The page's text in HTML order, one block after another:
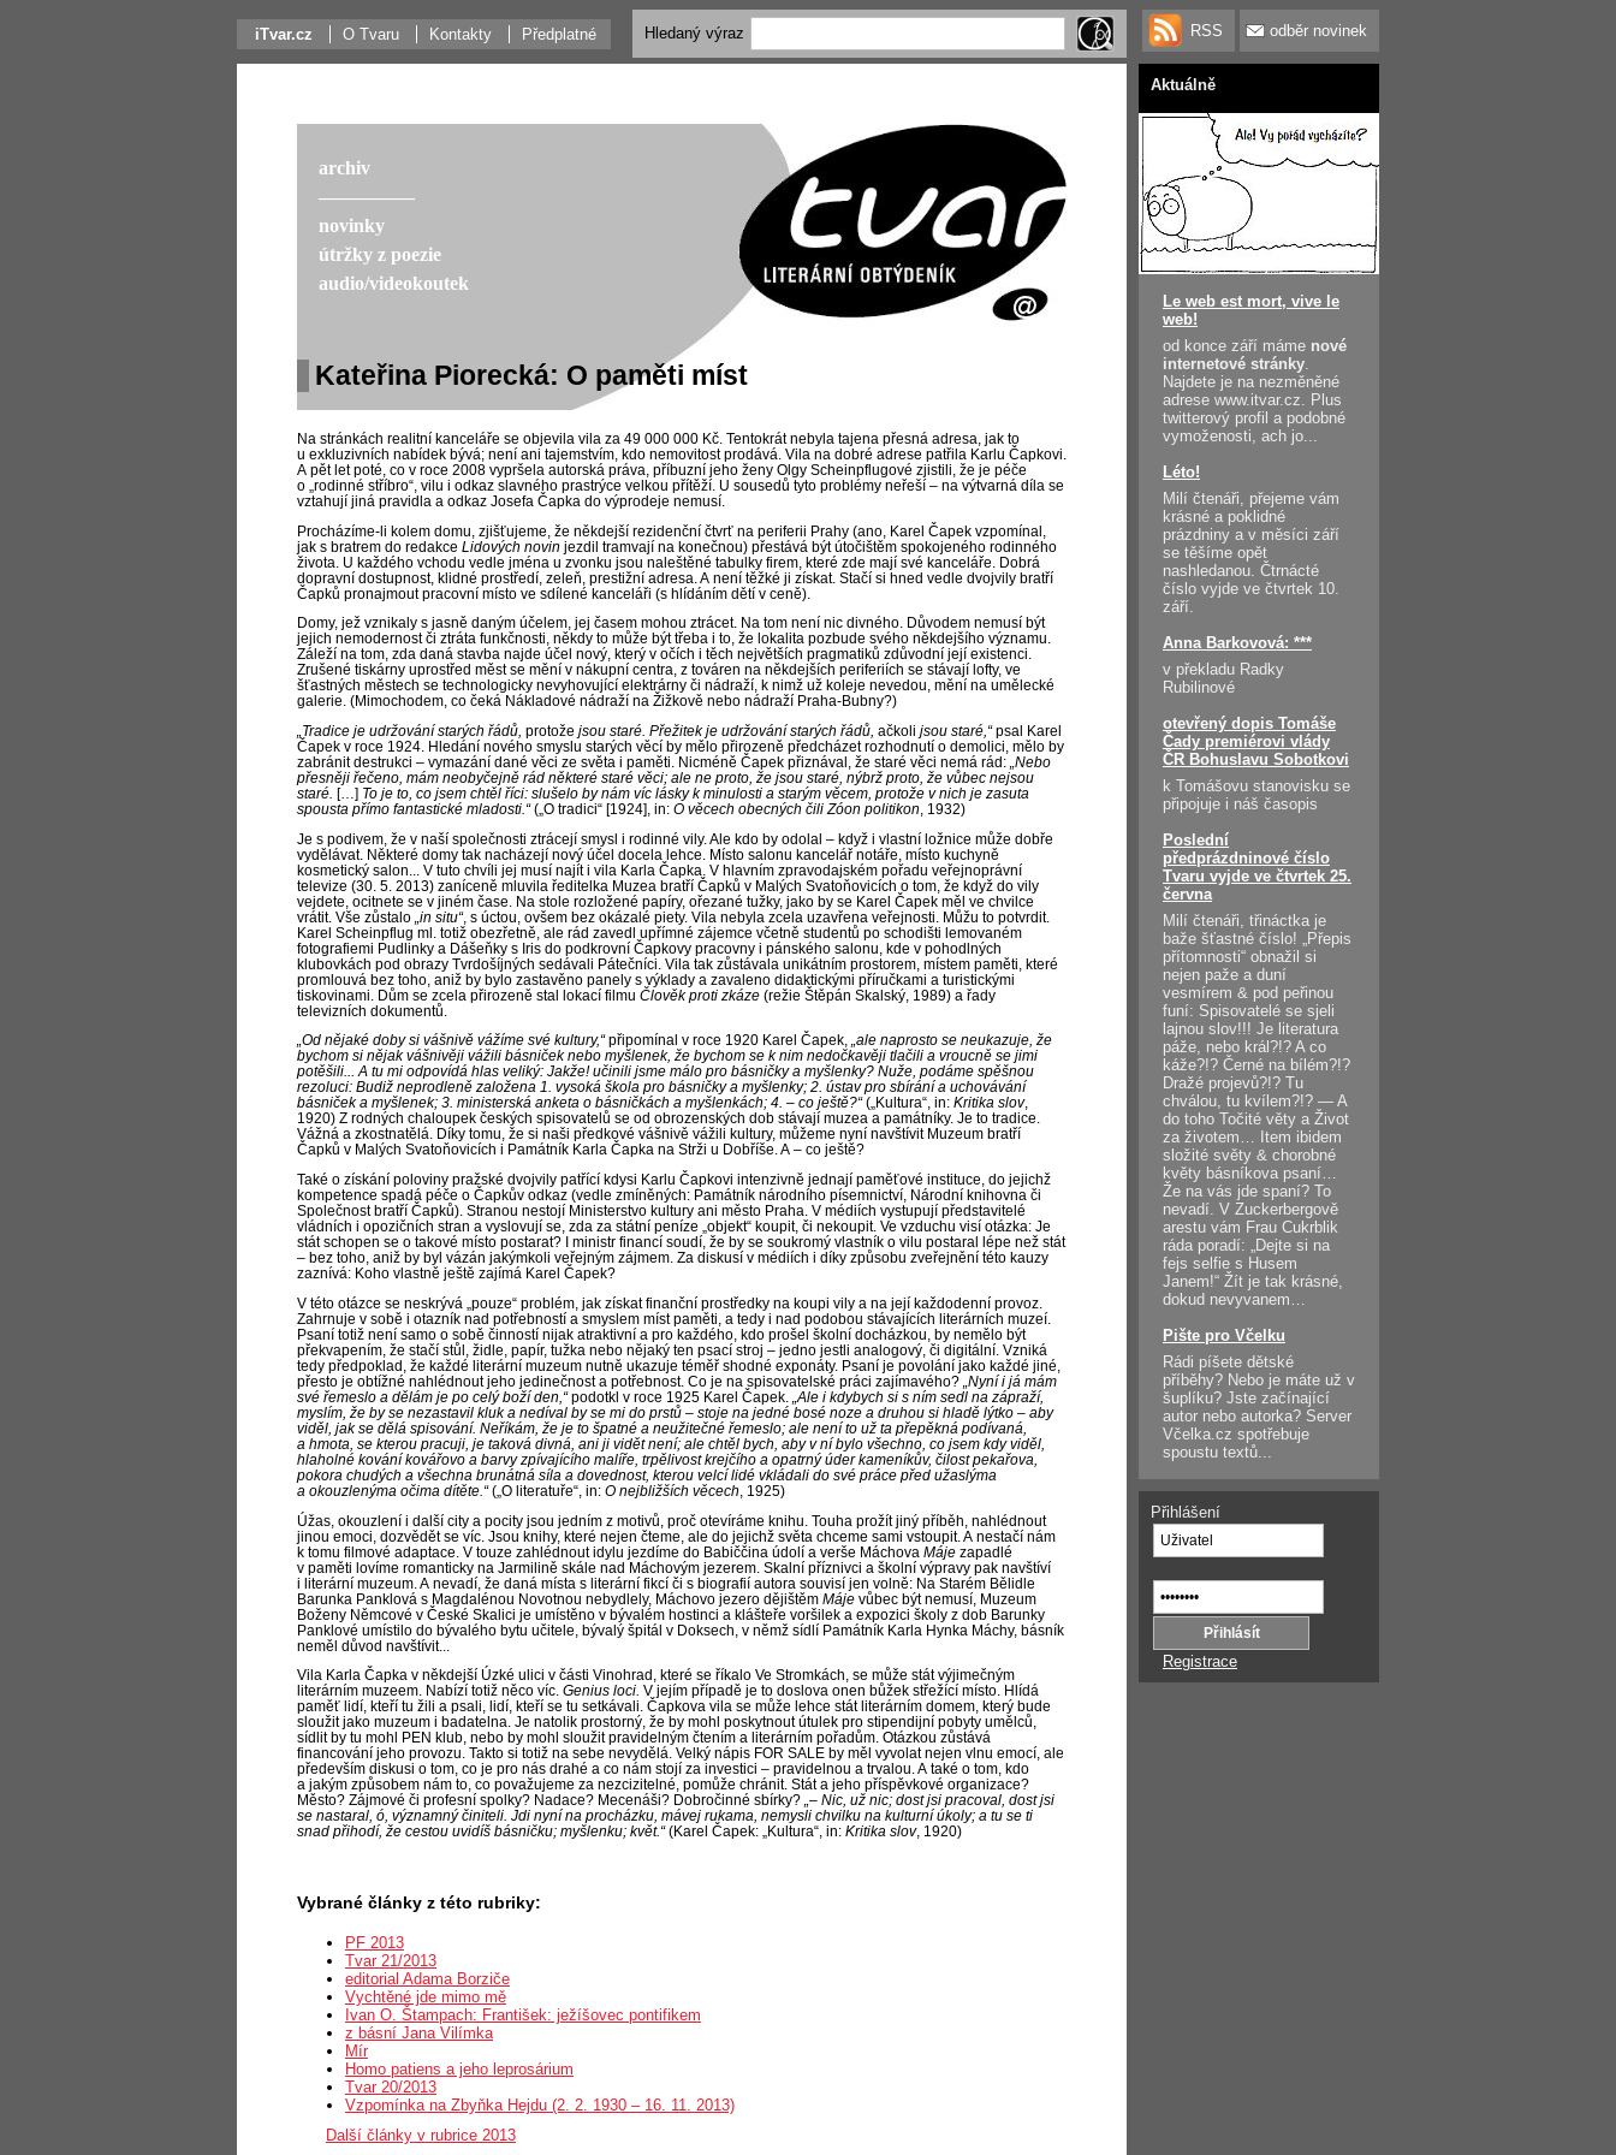
iTvar.cz O Tvaru Kontakty Předplatné RSS odběr novinek
Kateřina Piorecká: O paměti míst
Na stránkách realitní kanceláře se objevila vila za 49 000 000 Kč. Tentokrát nebyla tajena přesná adresa, jak to
u exkluzivních nabídek bývá; není ani tajemstvím, kdo nemovitost prodává. Vila na dobré adrese patřila Karlu Čapkovi.
A pět let poté, co v roce 2008 vypršela autorská práva, příbuzní jeho ženy Olgy Scheinpflugové zjistili, že je péče
o „rodinné stříbro“, vilu i odkaz slavného prastrýce velkou přítěží. U sousedů tyto problémy neřeší – na výtvarná díla se
vztahují jiná pravidla a odkaz Josefa Čapka do výprodeje nemusí.
Procházíme-li kolem domu, zjišťujeme, že někdejší rezidenční čtvrť na periferii Prahy (ano, Karel Čapek vzpomínal,
jak s bratrem do redakce Lidových novin jezdil tramvají na konečnou) přestává být útočištěm spokojeného rodinného
života. U každého vchodu vedle jména u zvonku jsou naleštěné tabulky firem, které zde mají své kanceláře. Dobrá
dopravní dostupnost, klidné prostředí, zeleň, prestižní adresa. A není těžké ji získat. Stačí si hned vedle dvojvily bratří
Čapků pronajmout pracovní místo ve sdílené kanceláři (s hlídáním dětí v ceně).
Domy, jež vznikaly s jasně daným účelem, jej časem mohou ztrácet. Na tom není nic divného. Důvodem nemusí být
jejich nemodernost či ztráta funkčnosti, někdy to může být třeba i to, že lokalita pozbude svého někdejšího významu.
Záleží na tom, zda daná stavba najde účel nový, který v očích i těch největších pragmatiků zdůvodní její existenci.
Zrušené tiskárny uprostřed měst se mění v nákupní centra, z továren na někdejších periferiích se stávají lofty, ve
šťastných městech se technologicky nevyhovující elektrárny či nádraží, k nimž už koleje nevedou, mění na umělecké
galerie. (Mimochodem, co čeká Nákladové nádraží na Žižkově nebo nádraží Praha-Bubny?)
„Tradice je udržování starých řádů, protože jsou staré. Přežitek je udržování starých řádů, ačkoli jsou staré,“psal Karel
Čapek v roce 1924. Hledání nového smyslu starých věcí by mělo přirozeně předcházet rozhodnutí o demolici, mělo by
zabránit destrukci – vymazání dané věci ze světa i paměti. Nicméně Čapek přiznával, že staré věci nemá rád: „Nebo
přesněji řečeno, mám neobyčejně rád některé staré věci; ale ne proto, že jsou staré, nýbrž proto, že vůbec nejsou
staré. […] To je to, co jsem chtěl říci: slušelo by nám víc lásky k minulosti a starým věcem, protože v nich je zasuta
spousta přímo fantastické mladosti.“(„O tradici“ [1924], in: O věcech obecných čili Zóon politikon , 1932)
Je s podivem, že v naší společnosti ztrácejí smysl i rodinné vily. Ale kdo by odolal – když i vlastní ložnice může dobře
vydělávat. Některé domy tak nacházejí nový účel docela lehce. Místo salonu kancelář notáře, místo kuchyně
kosmetický salon... V tuto chvíli jej musí najít i vila Karla Čapka. V hlavním zpravodajském pořadu veřejnoprávní
televize (30. 5. 2013) zaníceně mluvila ředitelka Muzea bratří Čapků v Malých Svatoňovicích o tom, že když do vily
vejdete, ocitnete se v jiném čase. Na stole rozložené papíry, ořezané tužky, jako by se Karel Čapek měl ve chvilce
vrátit. Vše zůstalo „in situ“, s úctou, ovšem bez okázalé piety. Vila nebyla zcela uzavřena veřejnosti. Můžu to potvrdit.
Karel Scheinpflug ml. totiž obezřetně, ale rád zavedl upřímné zájemce včetně studentů po schodišti lemovaném
fotografiemi Pudlinky a Dášeňky s Iris do podkrovní Čapkovy pracovny i pánského salonu, kde v pohodlných
klubovkách pod obrazy Tvrdošíjných sedávali Pátečníci. Vila tak zůstávala unikátním prostorem, místem paměti, které
promlouvá bez toho, aniž by bylo zastavěno panely s výklady a zavaleno didaktickými příručkami a turistickými
tiskovinami. Dům se zcela přirozeně stal lokací filmu Člověk proti zkáze (režie Štěpán Skalský, 1989) a řady
televizních dokumentů.
„Od nějaké doby si vášnivě vážíme své kultury,“připomínal v roce 1920 Karel Čapek,
„ale naprosto se neukazuje, že
bychom si nějak vášnivěji vážili básniček nebo myšlenek, že bychom se k nim nedočkavěji tlačili a vroucně se jimi
potěšili... A tu mi odpovídá hlas veliký: Jakže! učinili jsme málo pro básničky a myšlenky? Nuže, podáme spěšnou
rezoluci: Budiž neprodleně založena 1. vysoká škola pro básničky a myšlenky; 2. ústav pro sbírání a uchovávání
básniček a myšlenek; 3. ministerská anketa o básničkách a myšlenkách; 4. – co ještě?“(„Kultura“, in: Kritika slov,
1920) Z rodných chaloupek českých spisovatelů se od obrozenských dob stávají muzea a památníky. Je to tradice.
Vážná a zkost­natělá. Díky tomu, že si naši předkové vášnivě vážili kultury, můžeme nyní navštívit Muzeum bratří
Čapků v Malých Svatoňovicích i Památník Karla Čapka na Strži u Dobříše. A – co ještě?
Také o získání poloviny pražské dvojvily patřící kdysi Karlu Čapkovi intenzivně jednají paměťové instituce, do jejichž
kompetence spadá péče o Čapkův odkaz (vedle zmíněných: Památník národního písemnictví, Národní knihovna či
Společnost bratří Čapků). Stranou nestojí Ministerstvo kultury ani město Praha. V médiích vystupují představitelé
vládních i opozičních stran a vyslovují se, zda za státní peníze „objekt“ koupit, či nekoupit. Ve vzduchu visí otázka: Je
stát schopen se o takové místo postarat? I ministr financí soudí, že by se soukromý vlastník o vilu postaral lépe než stát
– bez toho, aniž by byl vázán jakýmkoli veřejným zájmem. Za diskusí v médiích i díky způsobu zveřejnění této kauzy
zaznívá: Koho vlastně ještě zajímá Karel Čapek?
V této otázce se neskrývá „pouze“ problém, jak získat finanční prostředky na koupi vily a na její každodenní provoz.
Zahrnuje v sobě i otazník nad potřebností a smyslem míst paměti, a tedy i nad podobou stávajících literárních muzeí.
Psaní totiž není samo o sobě činností nijak atraktivní a pro každého, kdo prošel školní docházkou, by nemělo být
překvapením, že stačí stůl, židle, papír, tužka nebo nějaký ten psací stroj – jedno jestli analogový, či digitální. Vzniká
tedy předpoklad, že každé literární muzeum nutně ukazuje téměř shodné exponáty. Psaní je povolání jako každé jiné,
přesto je obtížné nahlédnout jeho jedinečnost a potřebnost. Co je na spisovatelské práci zajímavého? „Nyní i já mám
své řemeslo a dělám je po celý boží den,“podotkl v roce 1925 Karel Čapek.
„Ale i kdybych si s ním sedl na zápraží,
myslím, že by se nezastavil kluk a nedíval by se mi do prstů – stoje na jedné bosé noze a druhou si hladě lýtko – aby
viděl, jak se dělá spisování. Neříkám, že je to špatné a neužitečné řemeslo; ale není to už ta přepěkná podívaná,
a hmota, se kterou pracuji, je taková divná, ani ji vidět není; ale chtěl bych, aby v ní bylo všechno, co jsem kdy viděl,
hlaholné kování kovářovo a barvy zpívajícího malíře, trpělivost krejčího a opatrný úder kameníkův, čilost pekařova,
pokora chudých a všechna brunátná síla a dovednost, kterou velcí lidé vkládali do své práce před užaslýma
a okouzlenýma očima dítěte.“(„O literatuře“, in: O nejbližších věcech , 1925)
Úžas, okouzlení i další city a pocity jsou jedním z motivů, proč otevíráme knihu. Touha prožít jiný příběh, nahlédnout
jinou emoci, dozvědět se víc. Jsou knihy, které nejen čteme, ale do jejichž světa chceme sami vstoupit. A nestačí nám
k tomu filmové adaptace. V touze zahlédnout idylu jezdíme do Babiččina údolí a verše Máchova Máje zapadlé
v paměti lovíme romanticky na Jarmilině skále nad Máchovým jezerem. Skalní příznivci a školní výpravy pak navštíví
i literární muzeum. A nevadí, že daná místa s literární fikcí či s biografií autora souvisí jen volně: Na Starém Bělidle
Barunka Panklová s Magdalénou Novotnou nebydlely, Máchovo jezero dějištěm Máje vůbec být nemusí, Muzeum
Boženy Němcové v České Skalici je umístěno v bývalém hostinci a klášteře voršilek a expozici školy z dob Barunky
Panklové umístilo do bývalého bytu učitele, bývalý špitál v Doksech, v němž sídlí Památník Karla Hynka Máchy, básník
neměl důvod navštívit...
Vila Karla Čapka v někdejší Úzké ulici v části Vinohrad, které se říkalo Ve Stromkách, se může stát výjimečným
literárním muzeem. Nabízí totiž něco víc. Genius loci. V jejím případě je to doslova onen bůžek střežící místo. Hlídá
paměť lidí, kteří tu žili a psali, lidí, kteří se tu setkávali. Čapkova vila se může lehce stát literárním domem, který bude
sloužit jako muzeum i badatelna. Je natolik prostorný, že by mohl poskytnout útulek pro stipendijní pobyty umělců,
sídlit by tu mohl PEN klub, nebo by mohl sloužit pravidelným čtením a literárním pořadům. Otázkou zůstává
financování jeho provozu. Takto si totiž na sebe nevydělá. Velký nápis FOR SALE by měl vyvolat nejen vlnu emocí, ale
především diskusi o tom, co je pro nás drahé a co nám stojí za investici – pravidelnou a trvalou. A také o tom, kdo
a jakým způsobem nám to, co považujeme za nezcizitelné, pomůže chránit. Stát a jeho příspěvkové organizace?
Město? Zájmové či profesní spolky? Nadace? Mecenáši? Dobročinné sbírky? „– Nic, už nic; dost jsi pracoval, dost jsi
se nastaral, ó, významný činiteli. Jdi nyní na procházku, mávej rukama, nemysli chvilku na kulturní úkoly; a tu se ti
snad přihodí, že cestou uvidíš básničku; myšlenku; květ.“(Karel Čapek: „Kultura“, in: Kritika slov, 1920)
Vybrané články z této rubriky:
PF 2013
Tvar 21/2013
editorial Adama Borziče
Vychtěné jde mimo mě
Ivan O. Štampach: František: ježíšovec pontifikem
z básní Jana Vilímka
Mír
Homo patiens a jeho leprosárium
Tvar 20/2013
Vzpomínka na Zbyňka Hejdu (2. 2. 1930 – 16. 11. 2013)
Další články v rubrice 2013
Aktuálně
Le web est mort, vive le
web!
od konce září máme nové
internetové stránky.
Najdete je na nezměněné
adrese www.itvar.cz. Plus
twitterový profil a podobné
vymoženosti, ach jo...
Léto!
Milí čtenáři, přejeme vám
krásné a poklidné
prázdniny a v měsíci září
se těšíme opět
nashledanou. Čtrnácté
číslo vyjde ve čtvrtek 10.
září.
Anna Barkovová: ***
v překladu Radky
Rubilinové
otevřený dopis Tomáše
Čady premiérovi vlády
ČR Bohuslavu Sobotkovi
k Tomášovu stanovisku se
připojuje i náš časopis
Poslední
předprázdninové číslo
Tvaru vyjde ve čtvrtek 25.
června
Milí čtenáři, třináctka je
baže šťastné číslo! „Přepis
přítomnosti“ obnažil si
nejen paže a duní
vesmírem & pod peřinou
funí: Spisovatelé se sjeli
lajnou slov!!! Je literatura
páže, nebo král?!? A co
káže?!? Černé na bílém?!?
Dražé projevů?!? Tu
chválou, tu kvílem?!? — A
do toho Točité věty a Život
za životem… Item ibidem
složité světy & chorobné
květy básníkova psaní…
Že na vás jde spaní? To
nevadí. V Zuckerbergově
arestu vám Frau Cukrblik
ráda poradí: „Dejte si na
fejs selfie s Husem
Janem!“ Žít je tak krásné,
dokud nevyvanem…
Pište pro Včelku
Rádi píšete dětské
příběhy? Nebo je máte už v
šuplíku? Jste začínající
autor nebo autorka? Server
Včelka.cz spotřebuje
spoustu textů...
Přihlášení
Registrace
archiv
––––––––––
novinky
útržky z poezie
audio/videokoutek
Hledaný výraz